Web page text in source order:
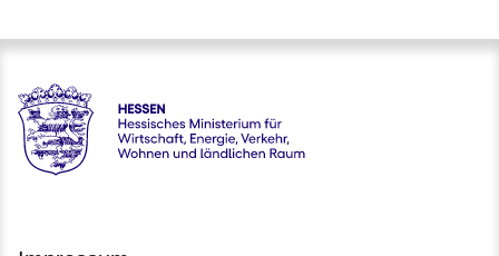
karriere.justiz - Hessisches Ministerium der Justiz und für